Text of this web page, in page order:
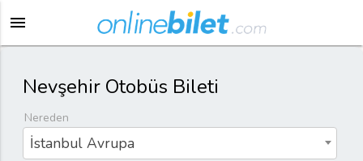
menu
Nevşehir Otobüs Bileti
Nereden
İstanbul Avrupa